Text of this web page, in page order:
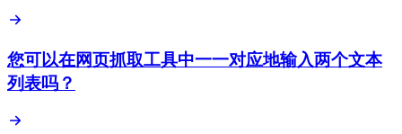
您可以在网页抓取工具中一一对应地输入两个文本
列表吗？